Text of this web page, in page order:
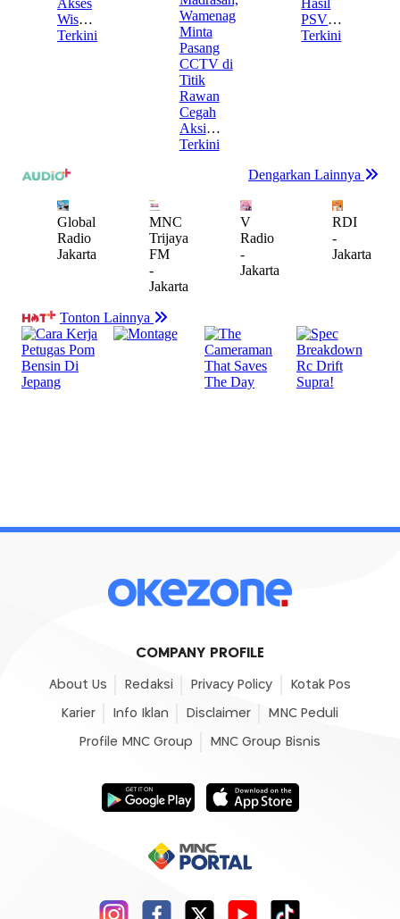
COMPANY PROFILE
About Us Redaksi Privacy Policy Kotak Pos
Karier Info Iklan Disclaimer MNC Peduli
Profile MNC Group MNC Group Bisnis